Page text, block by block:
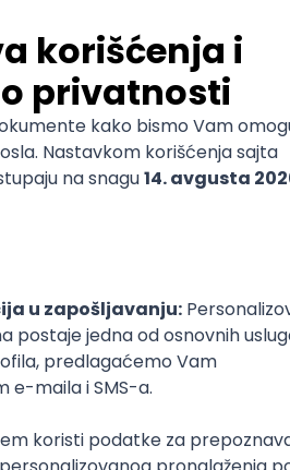
ovo je idealna stranica za
opis i komentare drugih
brzo i jednostavno
hiljade besplatnih audio
se više ne štampaju u